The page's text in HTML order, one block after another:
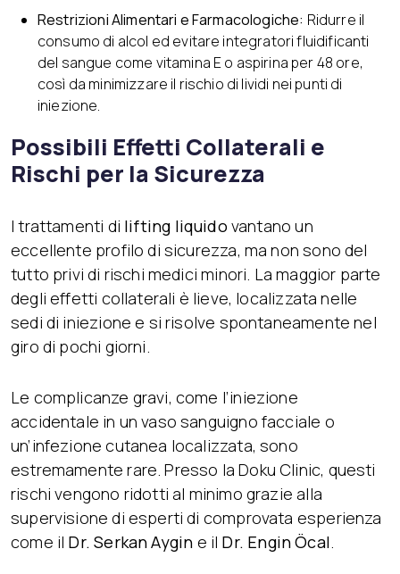
Restrizioni Alimentari e Farmacologiche: Ridurre il
consumo di alcol ed evitare integratori fluidificanti
del sangue come vitamina E o aspirina per 48 ore,
così da minimizzare il rischio di lividi nei punti di
iniezione.
Possibili Effetti Collaterali e
Rischi per la Sicurezza
I trattamenti di lifting liquido vantano un
eccellente profilo di sicurezza, ma non sono del
tutto privi di rischi medici minori. La maggior parte
degli effetti collaterali è lieve, localizzata nelle
sedi di iniezione e si risolve spontaneamente nel
giro di pochi giorni.
Le complicanze gravi, come l’iniezione
accidentale in un vaso sanguigno facciale o
un’infezione cutanea localizzata, sono
estremamente rare. Presso la Doku Clinic, questi
rischi vengono ridotti al minimo grazie alla
supervisione di esperti di comprovata esperienza
come il Dr. Serkan Aygin e il Dr. Engin Öcal.